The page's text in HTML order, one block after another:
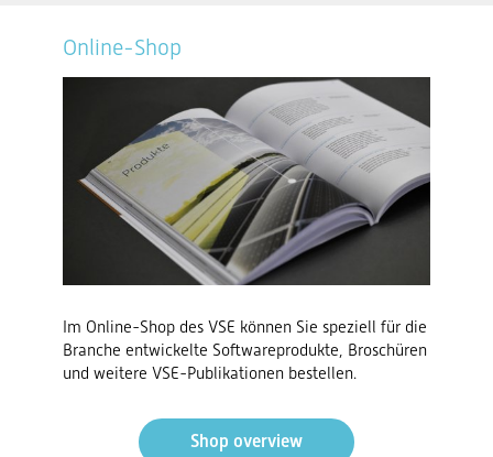
Online-Shop
Im Online-Shop des VSE können Sie speziell für die
Branche entwickelte Softwareprodukte, Broschüren
und weitere VSE-Publikationen bestellen.
Shop overview